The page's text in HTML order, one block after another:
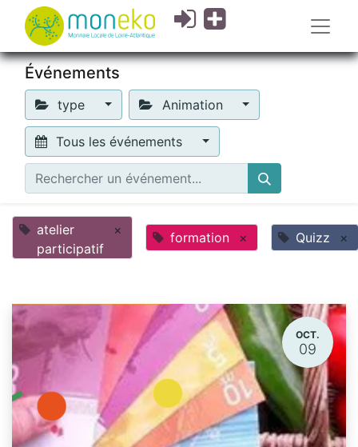
Événements
type Animation
Tous les événements
atelier
participatif
× formation × Quizz ×
OCT.
09